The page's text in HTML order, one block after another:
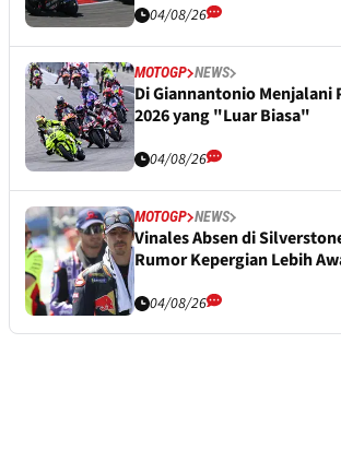
04/08/26
MOTOGP NEWS
Di Giannantonio Menjalani
2026 yang "Luar Biasa"
04/08/26
MOTOGP NEWS
Vinales Absen di
Rumor Kepergian Lebih
04/08/26